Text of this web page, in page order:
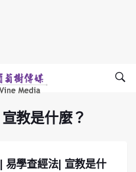
是什麼？
教是什麼？
易學查經法| 宣教是什